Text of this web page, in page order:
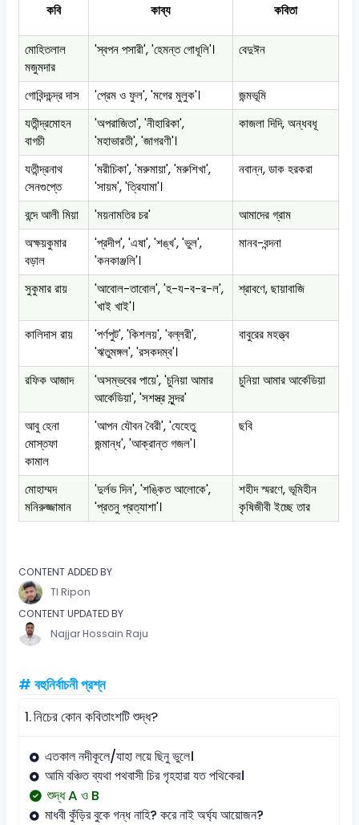
কবি কাব্য কবিতা
মোহিতলাল
মজুমদার
'স্বপন পসারী', 'হেমন্ত গোধূলি'। বেদুঈন
গোবিন্দচন্দ্র দাস 'প্রেম ও ফুল', 'মগের মুলুক'।
জন্মভূমি
যতীন্দ্রমোহন
বাগচী
'অপরাজিতা', 'নীহারিকা',
'মহাভারতী', 'জাগরণী'।
কাজলা দিদি, অন্ধবধূ
যতীন্দ্রনাথ
সেনগুপ্তে
'মরীচিকা', 'মরুমায়া', 'মরুশিখা',
'সায়ম', 'ত্রিযামা'।
নবান্ন, ডাক হরকরা
বন্দে আলী মিয়া 'ময়নামতির চর'
আমাদের গ্রাম
অক্ষয়কুমার
বড়াল
'প্রদীপ', 'এষা', 'শঙ্খ', 'ভুল',
'কনকাঞ্জলি'।
মানব-বন্দনা
সুকুমার রায়
'আবোল-তাবোল', 'হ-য-ব-র-ল',
'খাই খাই'।
শ্রাবণে, ছায়াবাজি
কালিদাস রায়
'পর্ণপুট', 'কিশলয়', 'বল্লরী',
'ঋতুমঙ্গল', 'রসকদম্ব'।
বাবুরের মহত্ত্ব
রফিক আজাদ
'অসম্ভবের পায়ে', 'চুনিয়া আমার
আর্কেডিয়া', 'সশস্ত্র সুন্দর'
চুনিয়া আমার আর্কেডিয়া
আবু হেনা
মোস্তফা
কামাল
'আপন যৌবন বৈরী', 'যেহেতু
জন্মান্ধ', 'আক্রান্ত গজল'।
ছবি
মোহাম্মদ
মনিরুজ্জামান
'দুর্লভ দিন', 'শঙ্কিত আলোকে',
'প্রতনু প্রত্যাশা'।
শহীদ স্মরণে, ভূমিহীন
কৃষিজীবী ইচ্ছে তার
CONTENT ADDED BY
TI Ripon
CONTENT UPDATED BY
Najjar Hossain Raju
# বহুনির্বাচনী প্রশ্ন
1.নিচের কোন কবিতাংশটি শুদ্ধ?
এতকাল নদীকূলে/যাহা লয়ে ছিনু ভুলে।
আমি বঞ্চিত ব্যথা পথবাসী চির গৃহহারা যত পথিকের।
শুদ্ধ A ও B
মাধবী কুঁড়ির বুকে গন্ধ নাহি? করে নাই অর্ঘ্য আয়োজন?